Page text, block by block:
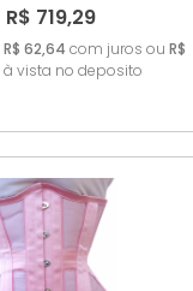
R$ 719,29
R$ 62,64 com juros ou R$
à vista no deposito